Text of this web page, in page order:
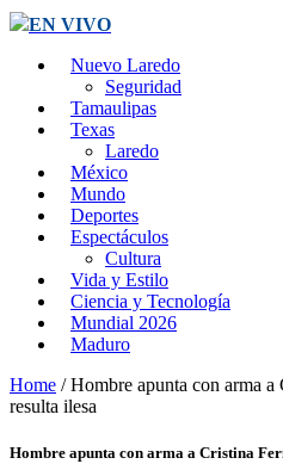
EN VIVO
Nuevo Laredo
Seguridad
Tamaulipas
Texas
Laredo
México
Mundo
Deportes
Espectáculos
Cultura
Vida y Estilo
Ciencia y Tecnología
Mundial 2026
Maduro
Home / Hombre apunta con arma
resulta ilesa
Hombre apunta con arma a Cristina